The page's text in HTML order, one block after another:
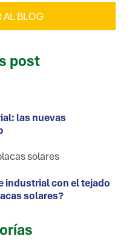
AL BLOG
post
las nuevas
industrial con el tejado
solares?